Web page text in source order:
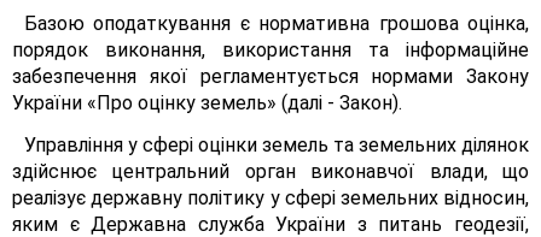
Базою оподаткування є нормативна грошова оцінка,
порядок виконання, використання та інформаційне
забезпечення якої регламентується нормами Закону
України «Про оцінку земель» (далі - Закон).
Управління у сфері оцінки земель та земельних ділянок
здійснює центральний орган виконавчої влади, що
реалізує державну політику у сфері земельних відносин,
яким є Державна служба України з питань геодезії,